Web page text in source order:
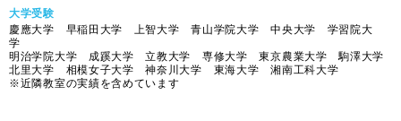
大学受験
慶應大学 早稲田大学 上智大学 青山学院大学 中央大学 学習院大
学
明治学院大学 成蹊大学 立教大学 専修大学 東京農業大学 駒澤大学
北里大学 相模女子大学 神奈川大学 東海大学 湘南工科大学
※近隣教室の実績を含めています